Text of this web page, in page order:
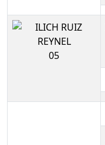
05